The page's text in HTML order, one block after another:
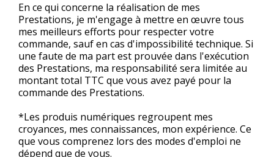
En ce qui concerne la réalisation de mes
Prestations, je m'engage à mettre en œuvre tous
mes meilleurs efforts pour respecter votre
commande, sauf en cas d'impossibilité technique. Si
une faute de ma part est prouvée dans l'exécution
des Prestations, ma responsabilité sera limitée au
montant total TTC que vous avez payé pour la
commande des Prestations.
*Les produis numériques regroupent mes
croyances, mes connaissances, mon expérience. Ce
que vous comprenez lors des modes d'emploi ne
dépend que de vous.